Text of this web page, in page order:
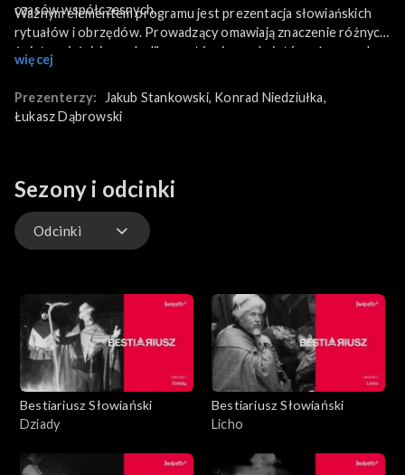
czasów współczesnych.
Ważnym elementem programu jest prezentacja słowiańskich
rytuałów i obrzędów. Prowadzący omawiają znaczenie różnych
świąt, wyjaśniają symbolikę gestów i przedmiotów używanych
podczas ceremonii, a także pokazują, jak niektóre z tych tradycji
przetrwały w zmodyfikowanej formie do dziś.
więcej
Prezenterzy: Jakub Stankowski, Konrad Niedziułka,
Łukasz Dąbrowski
Sezony i odcinki
Odcinki
Bestiariusz Słowiański
Dziady
Bestiariusz Słowiański
Licho